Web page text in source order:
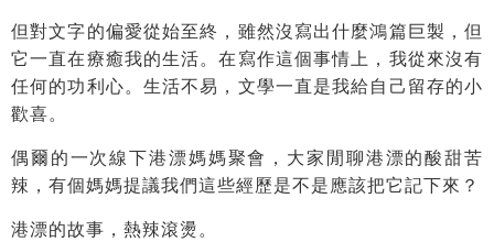
但對文字的偏愛從始至終，雖然沒寫出什麼鴻篇巨製，但
它一直在療癒我的生活。在寫作這個事情上，我從來沒有
任何的功利心。生活不易，文學一直是我給自己留存的小
歡喜。
偶爾的一次線下港漂媽媽聚會，大家閒聊港漂的酸甜苦
辣，有個媽媽提議我們這些經歷是不是應該把它記下來？
港漂的故事，熱辣滾燙。